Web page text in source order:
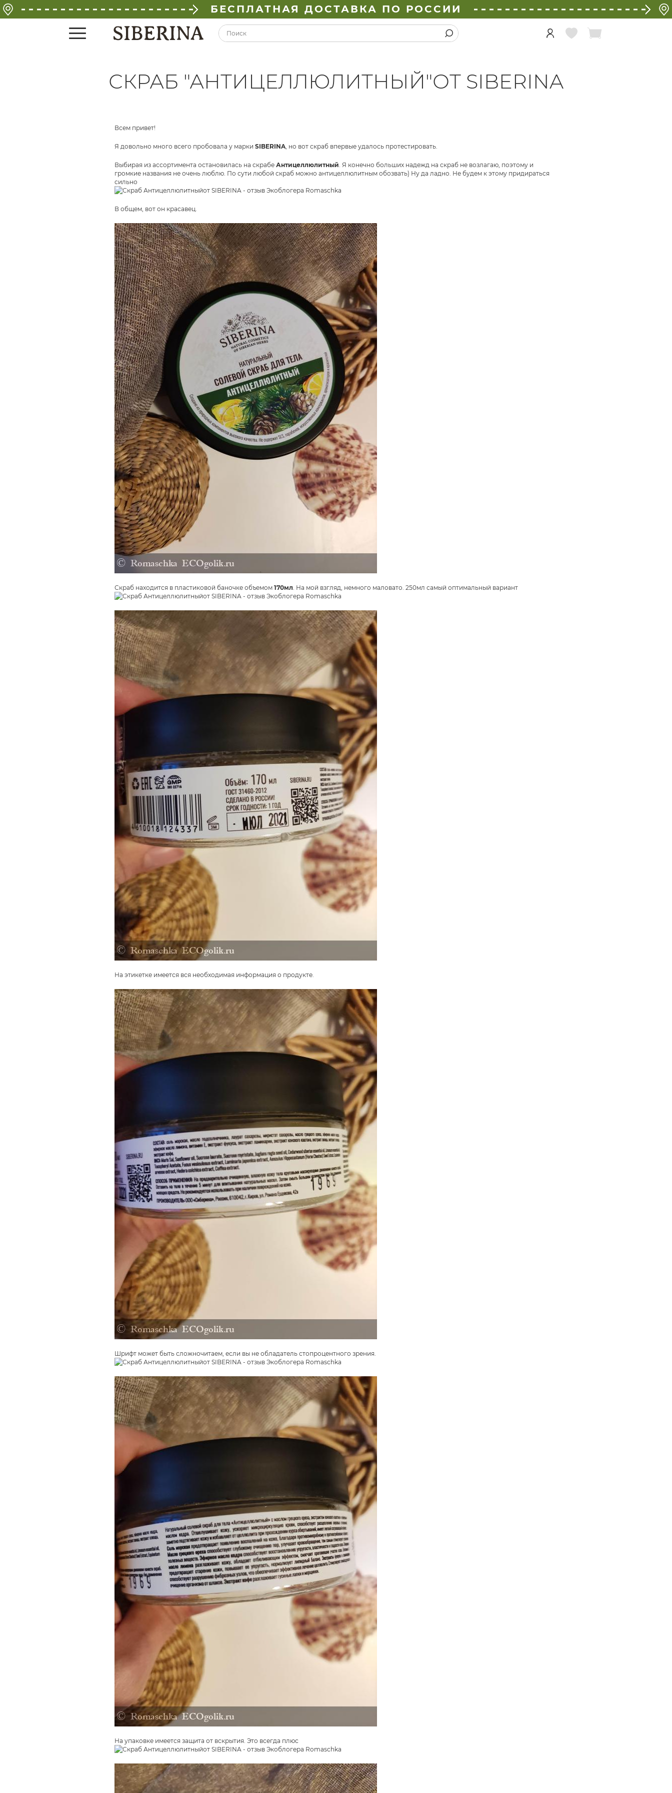
БЕСПЛАТНАЯ ДОСТАВКА ПО РОССИИ
СКРАБ "АНТИЦЕЛЛЮЛИТНЫЙ"ОТ SIBERINA
Всем привет!
Я довольно много всего пробовала у марки SIBERINA, но вот скраб впервые удалось протестировать.
Выбирая из ассортимента остановилась на скрабе Антицеллюлитный. Я конечно больших надежд на скраб не возлагаю, поэтому и
громкие названия не очень люблю. По сути любой скраб можно антицеллюлитным обозвать) Ну да ладно. Не будем к этому придираться
сильно
В общем, вот он красавец.
Скраб находится в пластиковой баночке объемом 170мл. На мой взгляд, немного маловато. 250мл самый оптимальный вариант
На этикетке имеется вся необходимая информация о продукте.
Шрифт может быть сложночитаем, если вы не обладатель стопроцентного зрения.
На упаковке имеется защита от вскрытия. Это всегда плюс